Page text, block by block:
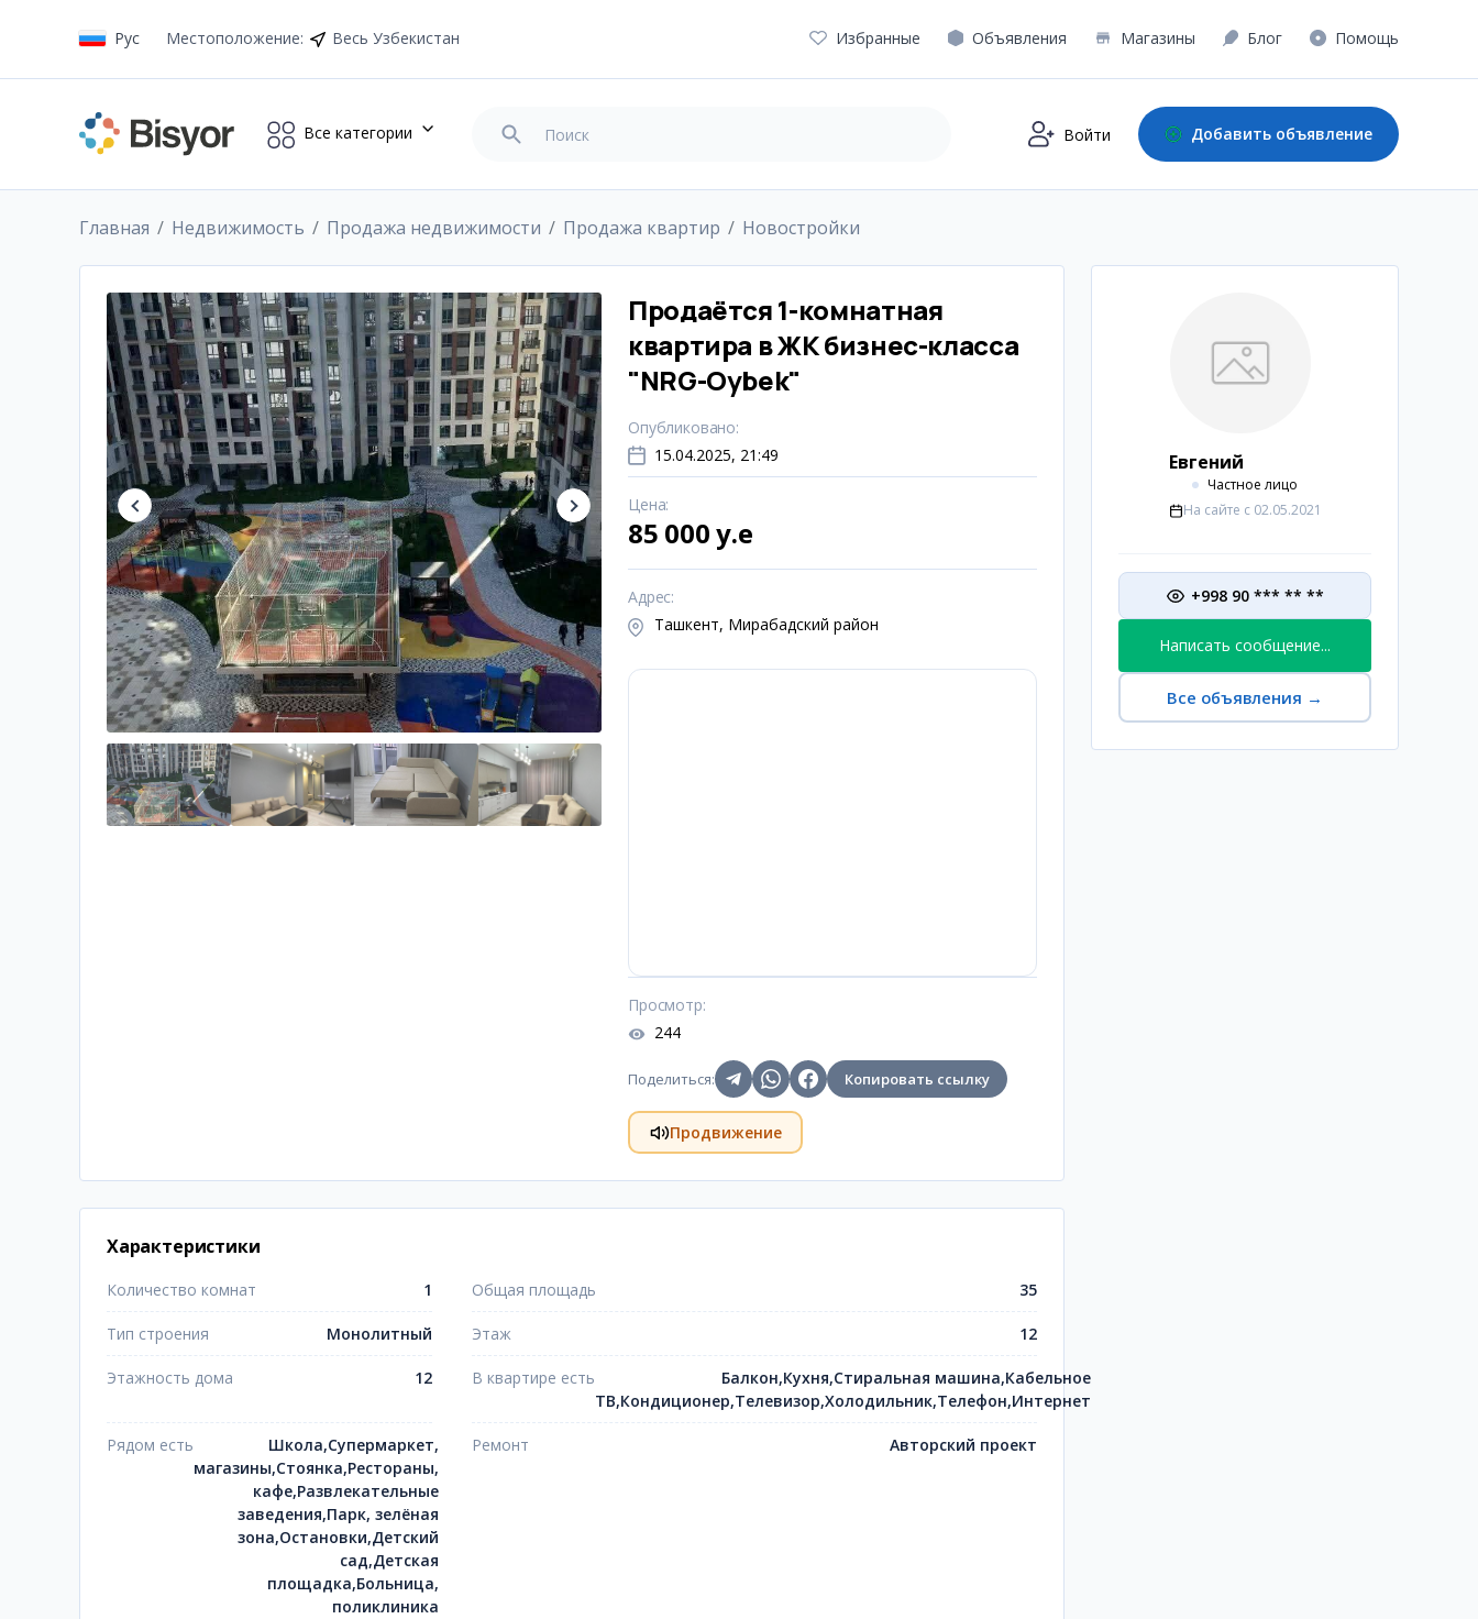
Рус Местоположение: Весь Узбекистан Избранные Объявления Магазины Блог Помощь
Все категории Войти Добавить объявление
Главная Недвижимость Продажа недвижимости Продажа квартир Новостройки
Продаётся 1-комнатная
квартира в ЖК бизнес-класса
"NRG-Oybek"
Опубликовано:
15.04.2025, 21:49
Цена:
85 000 y.e
Адрес:
Ташкент, Мирабадский район
Просмотр:
244
Поделиться: Копировать ссылку
Продвижение
Характеристики
Количество комнат 1 Общая площадь 35
Тип строения Монолитный Этаж 12
Этажность дома 12 В квартире есть
Балкон,Кухня,Стиральная машина,Кабельное
ТВ,Кондиционер,Телевизор,Холодильник,Телефон,Интернет
Рядом есть
Школа,Супермаркет,
магазины,Стоянка,Рестораны,
кафе,Развлекательные
заведения,Парк, зелёная
зона,Остановки,Детский
сад,Детская
площадка,Больница,
поликлиника
Ремонт Авторский проект
Евгений
Частное лицо
На сайте с 02.05.2021
+998 90 *** ** **
Написать сообщение...
Все объявления →